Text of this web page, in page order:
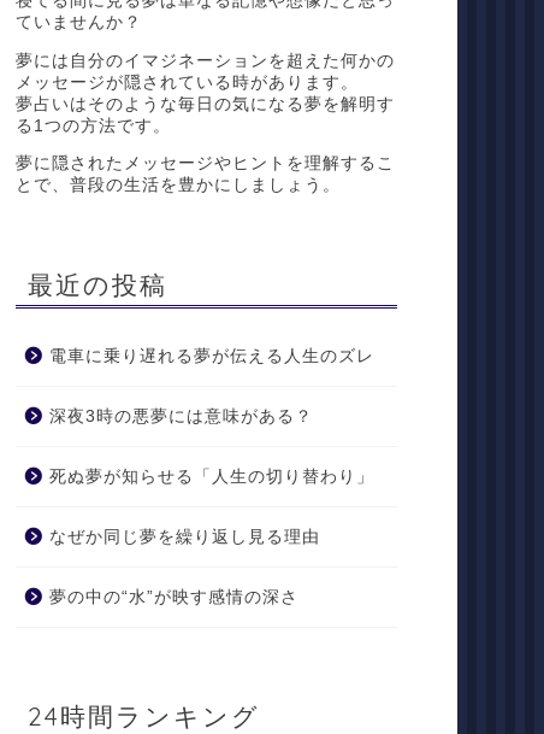
ていませんか？
夢には自分のイマジネーションを超えた何かの
メッセージが隠されている時があります。
夢占いはそのような毎日の気になる夢を解明す
る1つの方法です。
夢に隠されたメッセージやヒントを理解するこ
とで、普段の生活を豊かにしましょう。
最近の投稿
電車に乗り遅れる夢が伝える人生のズレ
深夜3時の悪夢には意味がある？
死ぬ夢が知らせる「人生の切り替わり」
なぜか同じ夢を繰り返し見る理由
夢の中の“水”が映す感情の深さ
24時間ランキング